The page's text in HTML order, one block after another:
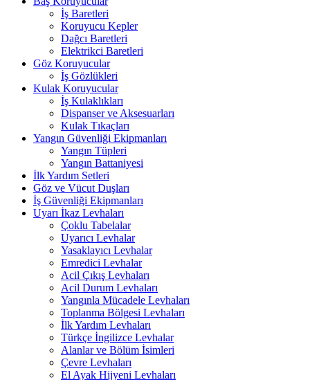
İş Baretleri
Koruyucu Kepler
Dağcı Baretleri
Elektrikci Baretleri
Göz Koruyucular
İş Gözlükleri
Kulak Koruyucular
İş Kulaklıkları
Dispanser ve Aksesuarları
Kulak Tıkaçları
Yangın Güvenliği Ekipmanları
Yangın Tüpleri
Yangın Battaniyesi
İlk Yardım Setleri
Göz ve Vücut Duşları
İş Güvenliği Ekipmanları
Uyarı İkaz Levhaları
Çoklu Tabelalar
Uyarıcı Levhalar
Yasaklayıcı Levhalar
Emredici Levhalar
Acil Çıkış Levhaları
Acil Durum Levhaları
Yangınla Mücadele Levhaları
Toplanma Bölgesi Levhaları
İlk Yardım Levhaları
Türkçe İngilizce Levhalar
Alanlar ve Bölüm İsimleri
Çevre Levhaları
El Ayak Hijyeni Levhaları